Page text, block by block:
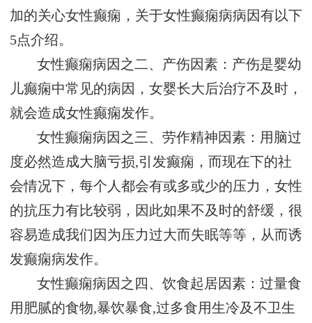
加的关心女性癫痫，关于女性癫痫病病因有以下
5点介绍。
女性癫痫病因之二、产伤因素：产伤是婴幼
儿癫痫中常见的病因，女婴长大后治疗不及时，
就会造成女性癫痫发作。
女性癫痫病因之三、劳作精神因素：用脑过
度必然造成大脑亏损,引发癫痫，而现在下的社
会情况下，每个人都会有或多或少的压力，女性
的抗压力有比较弱，因此如果不及时的舒缓，很
容易造成我们因为压力过大而失眠等等，从而诱
发癫痫病发作。
女性癫痫病因之四、饮食起居因素：过量食
用肥腻的食物,暴饮暴食,过多食用生冷及不卫生